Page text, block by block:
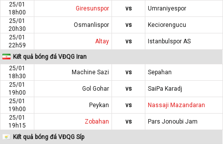
25/01
18h00
Giresunspor vs
Umraniyespor
25/01
20h30
Osmanlispor vs
Keciorengucu
25/01
22h59
Altay vs Istanbulspor AS
Kết quả bóng đá VĐQG Iran
25/01
18h30
Machine Sazi vs
Sepahan
25/01
19h00
Gol Gohar vs
SaiPa Karadj
25/01
19h00
Peykan vs
Nassaji Mazandaran
25/01
19h15
Zobahan vs Pars Jonoubi Jam
Kết quả bóng đá VĐQG Síp